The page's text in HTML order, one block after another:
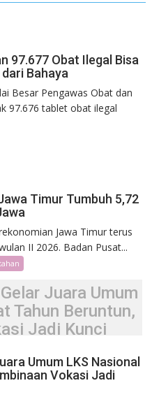
97.677 Obat Ilegal Bisa
Bahaya
Besar Pengawas Obat dan
97.676 tablet obat ilegal
Timur Tumbuh 5,72
Jawa Timur terus
II 2026. Badan Pusat...
Juara Umum
Tahun Beruntun,
Jadi Kunci
Umum LKS Nasional
Vokasi Jadi